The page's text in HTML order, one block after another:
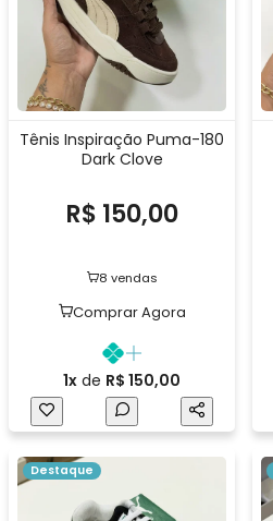
Tênis Inspiração Puma-180
Dark Clove
R$ 150,00
8 vendas
Comprar Agora
1x de R$ 150,00
Destaque